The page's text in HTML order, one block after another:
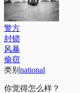
警方
封锁
风暴
偷窃
类别 national
你觉得怎么样？